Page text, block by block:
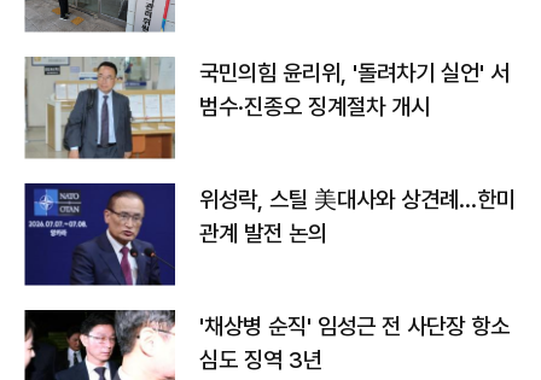
국민의힘 윤리위, '돌려차기 실언' 서
범수·진종오 징계절차 개시
위성락, 스틸 美대사와 상견례…한미
관계 발전 논의
'채상병 순직' 임성근 전 사단장 항소
심도 징역 3년